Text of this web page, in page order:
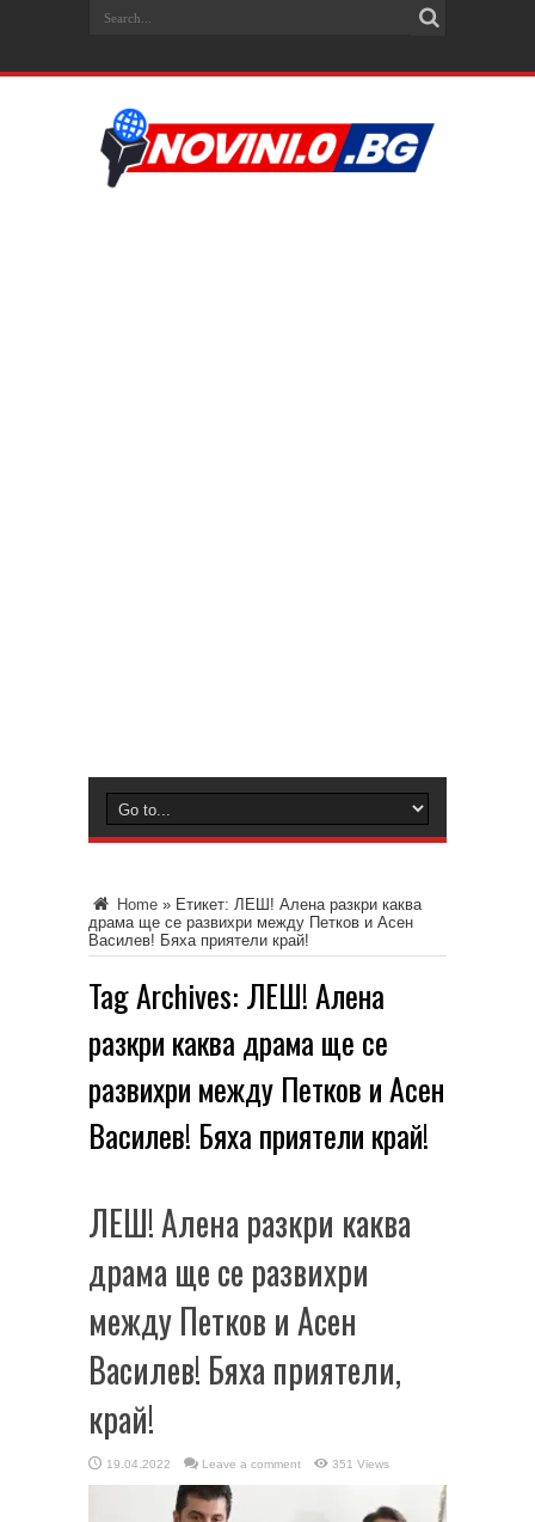
Home » Етикет: ЛЕШ! Алена разкри каква
драма ще се развихри между Петков и Асен
Василев! Бяха приятели край!
Tag Archives: ЛЕШ! Алена
разкри каква драма ще се
развихри между Петков и Асен
Василев! Бяха приятели край!
ЛЕШ! Алена разкри каква
драма ще се развихри
между Петков и Асен
Василев! Бяха приятели,
край!
19.04.2022 Leave a comment 351 Views